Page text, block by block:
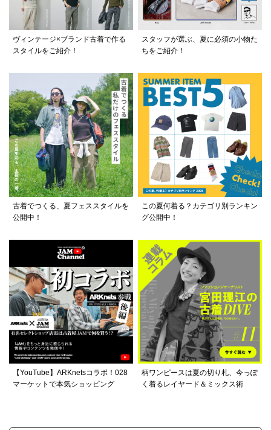
ヴィンテージ×ブランド古着で作る
スタイルをご紹介！
スタッフが選ぶ、夏に必須の小物た
ちをご紹介！
古着でつくる、夏フェススタイルを
公開中！
この夏何着る？カテゴリ別ランキン
グ公開中！
【YouTube】ARKnetsコラボ！028
マーケットで本気ショッピング
柄ワンピースは夏の切り札、今っぽ
く着るレイヤード＆ミックス術